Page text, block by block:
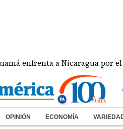
a Nicaragua por el oro
OPINIÓN ECONOMÍA